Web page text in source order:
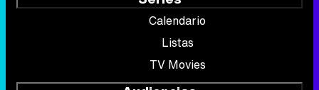
Calendario
Listas
TV Movies